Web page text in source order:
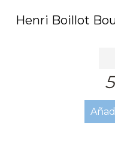
Henri Boillot